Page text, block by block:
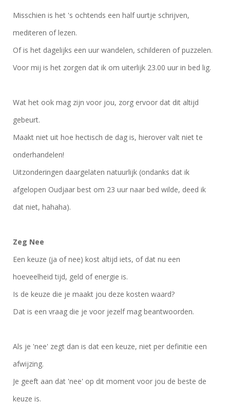
Misschien is het 's ochtends een half uurtje schrijven,
mediteren of lezen.
Of is het dagelijks een uur wandelen, schilderen of puzzelen.
Voor mij is het zorgen dat ik om uiterlijk 23.00 uur in bed lig.
Wat het ook mag zijn voor jou, zorg ervoor dat dit altijd
gebeurt.
Maakt niet uit hoe hectisch de dag is, hierover valt niet te
onderhandelen!
Uitzonderingen daargelaten natuurlijk (ondanks dat ik
afgelopen Oudjaar best om 23 uur naar bed wilde, deed ik
dat niet, hahaha).
Zeg Nee
Een keuze (ja of nee) kost altijd iets, of dat nu een
hoeveelheid tijd, geld of energie is.
Is de keuze die je maakt jou deze kosten waard?
Dat is een vraag die je voor jezelf mag beantwoorden.
Als je 'nee' zegt dan is dat een keuze, niet per definitie een
afwijzing.
Je geeft aan dat 'nee' op dit moment voor jou de beste de
keuze is.